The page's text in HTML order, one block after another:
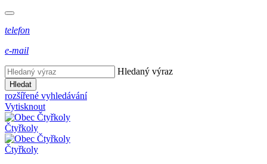
telefon
e-mail
Hledaný výraz
Hledat
rozšířené vyhledávání
Vytisknout
Čtyřkoly
Čtyřkoly